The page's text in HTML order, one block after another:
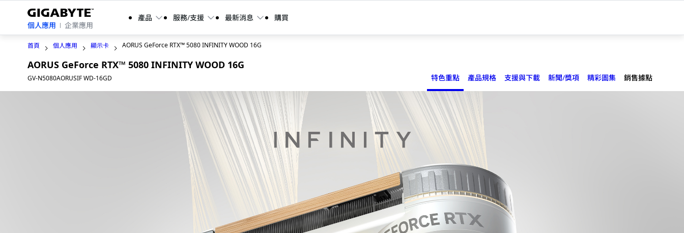
個人應用 企業應用
產品 服務/支援 最新消息 購買
首頁 個人應用 顯示卡 AORUS GeForce RTX™ 5080 INFINITY WOOD 16G
AORUS GeForce RTX™ 5080 INFINITY WOOD 16G
GV-N5080AORUSIF WD-16GD 特色重點 產品規格 支援與下載 新聞/獎項 精彩圖集 銷售據點